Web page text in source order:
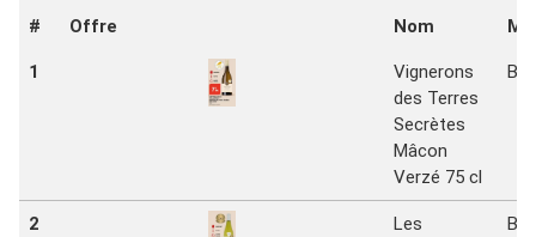
# Offre Nom
1
Vignerons
des Terres
Secrètes
Mâcon
Verzé 75 cl
Bi1
2
Les
Bi1